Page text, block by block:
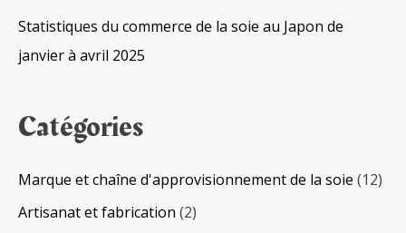
Statistiques du commerce de la soie au Japon de
janvier à avril 2025
Catégories
Marque et chaîne d'approvisionnement de la soie (12)
Artisanat et fabrication (2)